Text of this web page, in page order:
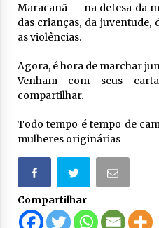
Maracanã — na defesa da
das crianças, da juventude,
as violências.
Agora, é hora de marchar
Venham com seus
compartilhar.
Todo tempo é tempo de
mulheres originárias
Compartilhar